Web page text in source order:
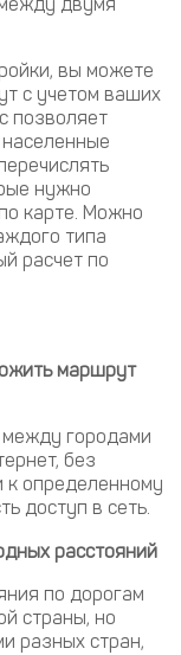
вы можете
с учетом ваших
позволяет
нужно
карте. Можно
типа
расчет по
маршрут
между городами
без
к определенному
доступ в сеть.
расстояний
по дорогам
страны, но
разных стран,